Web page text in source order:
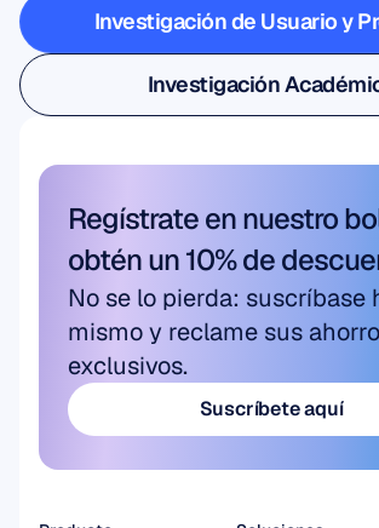
Investigación de Usuario y
Investigación de Usuario y
Investigación
Investigación
Regístrate en nuestro
obtén un 10% de
No se lo pierda: suscríbase
mismo y reclame sus
exclusivos.
Suscríbete aquí